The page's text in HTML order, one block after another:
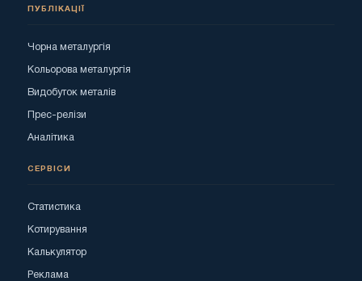
ПУБЛІКАЦІЇ
Чорна металургія
Кольорова металургія
Видобуток металів
Прес-релізи
Аналітика
СЕРВІСИ
Статистика
Котирування
Калькулятор
Реклама